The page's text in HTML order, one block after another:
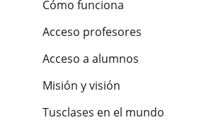
Cómo funciona
Acceso profesores
Acceso a alumnos
Misión y visión
Tusclases en el mundo